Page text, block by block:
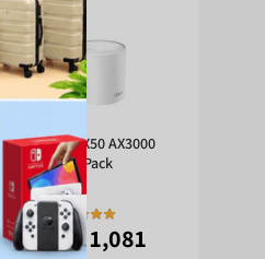
TP-Link Deco X50 AX3000
Mesh 3-Pack
(
)
1,081
₪
- 789
₪